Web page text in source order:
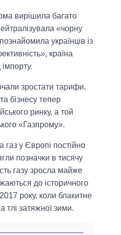
вирішила багато
«чорну
українців із
країна
зростати тарифи.
бізнесу тепер
ринку, а той
«Газпрому».
газ у Європі постійно
позначки в тисячу
газу зросла майже
до історичного
року, коли блакитне
тлі затяжної зими.